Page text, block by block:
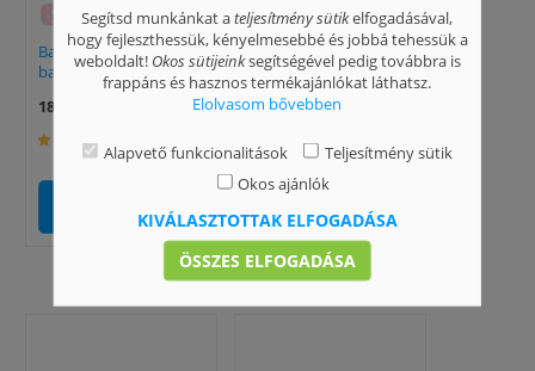
Baby Nurse: Fekvő
babakocsi - rózsaszín
18 999 Ft
KOSÁRBA
Baby Nurse: Mágikus
tejes cumisüveg
1 799 Ft
KOSÁRBA
Segítsd munkánkat ateljesítmény sütikelfogadásával,
hogy fejleszthessük, kényelmesebbé és jobbá tehessük a
weboldalt! Okos sütijeinksegítségével pedig továbbra is
frappáns és hasznos termékajánlókat láthatsz.
Elolvasom bővebben
Alapvető funkcionalitások
Teljesítmény sütik
Okos ajánlók
KIVÁLASZTOTTAK ELFOGADÁSA
ÖSSZES ELFOGADÁSA